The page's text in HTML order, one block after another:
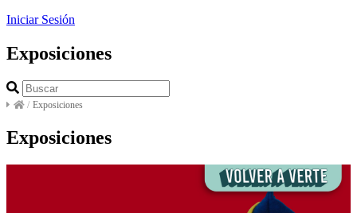
Iniciar Sesión
Exposiciones
/ Exposiciones
Exposiciones